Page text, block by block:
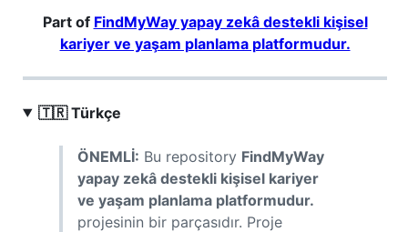
Part of FindMyWay yapay zekâ destekli kişisel
kariyer ve yaşam planlama platformudur.
🇹🇷 Türkçe
ÖNEMLİ: Bu repository FindMyWay
yapay zekâ destekli kişisel kariyer
ve yaşam planlama platformudur.
projesinin bir parçasıdır. Proje